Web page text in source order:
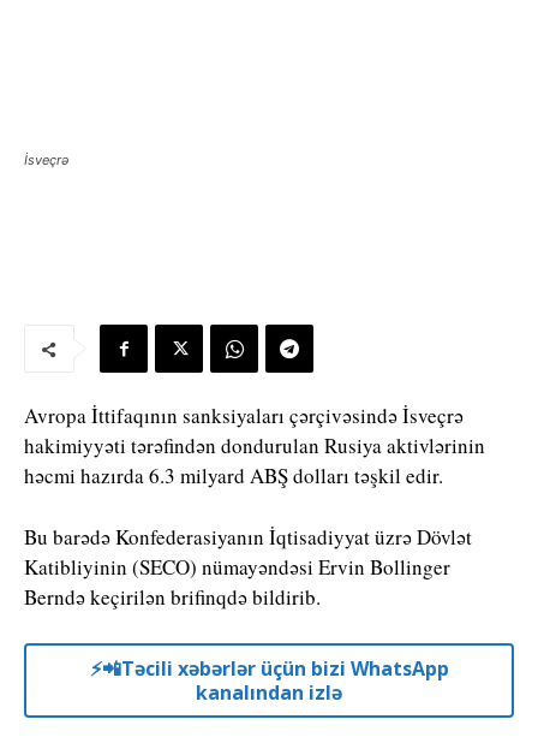
İsveçrə
Avropa İttifaqının sanksiyaları çərçivəsində İsveçrə
hakimiyyəti tərəfindən dondurulan Rusiya aktivlərinin
həcmi hazırda 6.3 milyard ABŞ dolları təşkil edir.
Bu barədə Konfederasiyanın İqtisadiyyat üzrə Dövlət
Katibliyinin (SECO) nümayəndəsi Ervin Bollinger
Berndə keçirilən brifinqdə bildirib.
⚡️📲Təcili xəbərlər üçün bizi WhatsApp
kanalından izlə